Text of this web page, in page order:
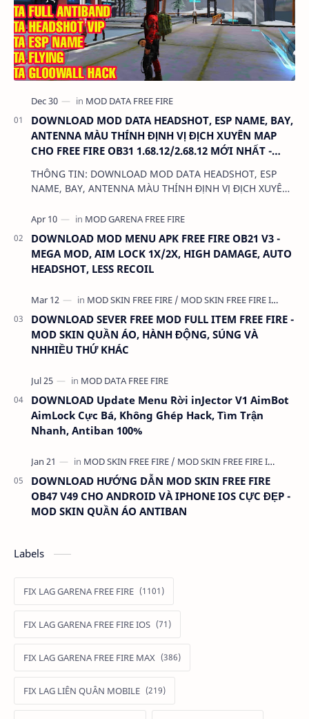
DOWNLOAD MOD DATA HEADSHOT, ESP NAME, BAY,
ANTENNA MÀU THÍNH ĐỊNH VỊ ĐỊCH XUYÊN MAP
CHO FREE FIRE OB31 1.68.12/2.68.12 MỚI NHẤT -
KHÔNG KHÓA NICK
THÔNG TIN: DOWNLOAD MOD DATA HEADSHOT, ESP
NAME, BAY, ANTENNA MÀU THÍNH ĐỊNH VỊ ĐỊCH XUYÊN
KHÔN…
DOWNLOAD MOD MENU APK FREE FIRE OB21 V3 -
MEGA MOD, AIM LOCK 1X/2X, HIGH DAMAGE, AUTO
HEADSHOT, LESS RECOIL
DOWNLOAD SEVER FREE MOD FULL ITEM FREE FIRE -
MOD SKIN QUẦN ÁO, HÀNH ĐỘNG, SÚNG VÀ
NHHIỀU THỨ KHÁC
DOWNLOAD Update Menu Rời inJector V1 AimBot
AimLock Cực Bá, Không Ghép Hack, Tìm Trận
Nhanh, Antiban 100%
DOWNLOAD HƯỚNG DẪN MOD SKIN FREE FIRE
OB47 V49 CHO ANDROID VÀ IPHONE IOS CỰC ĐẸP -
MOD SKIN QUẦN ÁO ANTIBAN
Labels
FIX LAG GARENA FREE FIRE
FIX LAG GARENA FREE FIRE IOS
FIX LAG GARENA FREE FIRE MAX
FIX LAG LIÊN QUÂN MOBILE